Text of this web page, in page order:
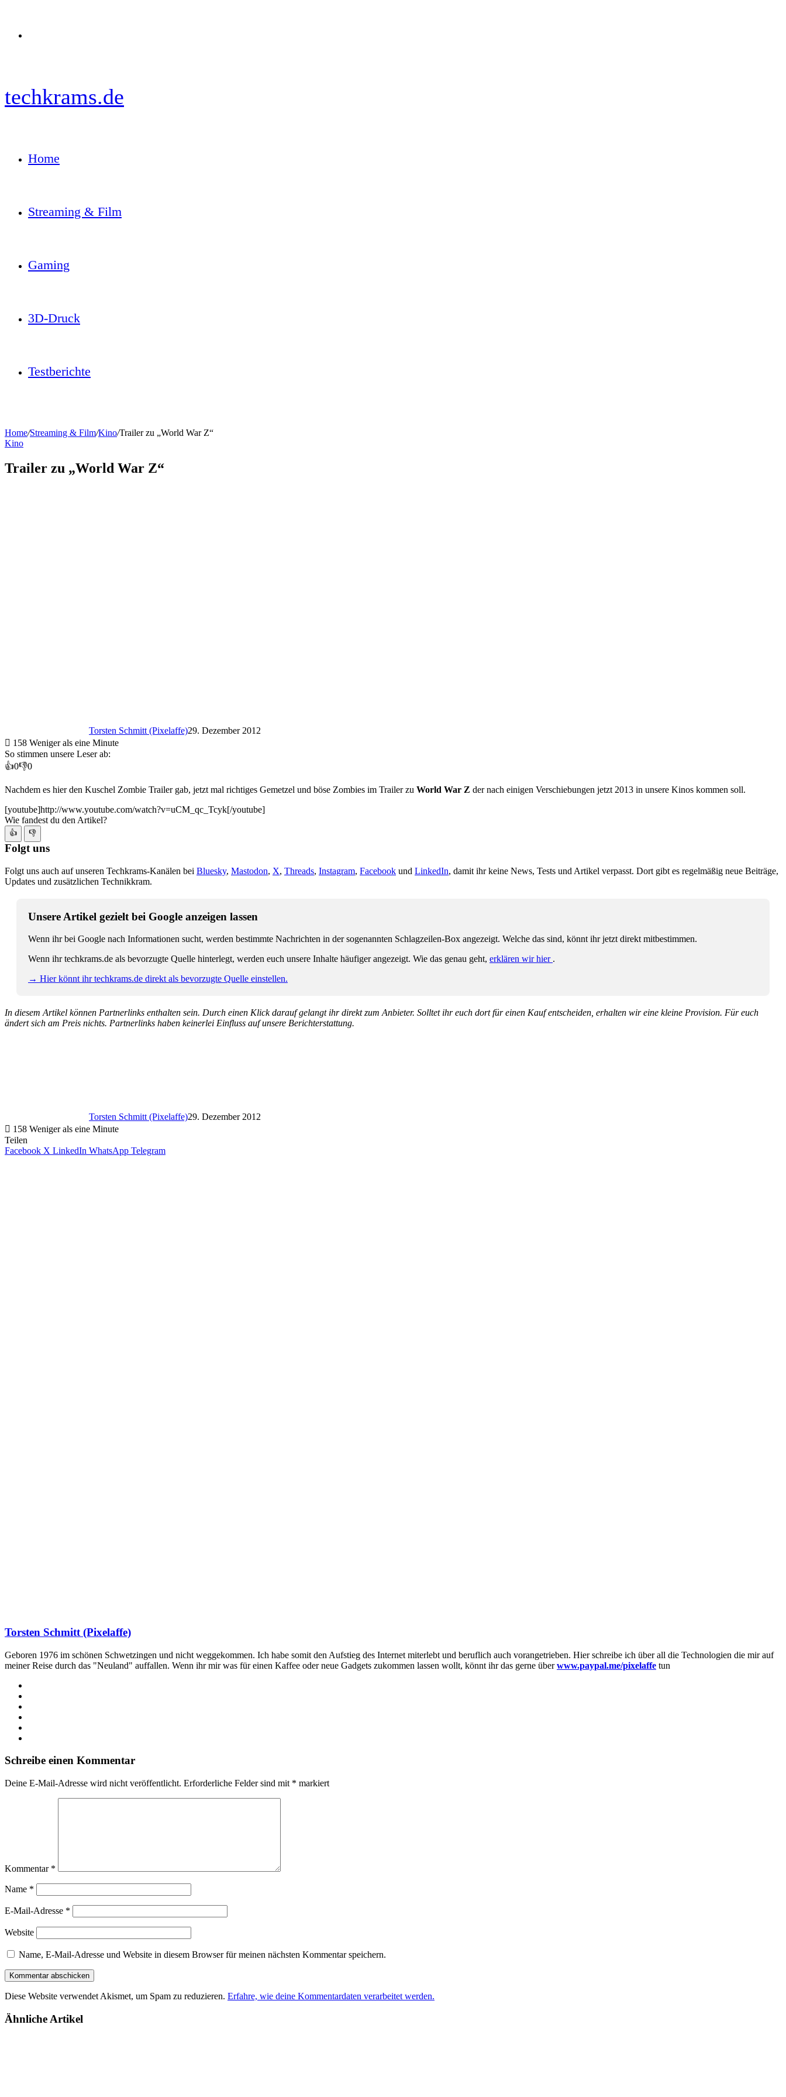
techkrams.de
Home
Streaming & Film
Gaming
3D-Druck
Testberichte
Home/Streaming & Film/Kino/Trailer zu „World War Z“
Kino
Trailer zu „World War Z“
Torsten Schmitt (Pixelaffe)29. Dezember 2012
158 Weniger als eine Minute
So stimmen unsere Leser ab:
👍0👎0
Nachdem es hier den Kuschel Zombie Trailer gab, jetzt mal richtiges Gemetzel und böse Zombies im Trailer zu World War Z der nach einigen Verschiebungen jetzt 2013 in unsere Kinos kommen soll.
[youtube]http://www.youtube.com/watch?v=uCM_qc_Tcyk[/youtube]
Wie fandest du den Artikel?
👍 👎
Folgt uns
Folgt uns auch auf unseren Techkrams-Kanälen bei Bluesky, Mastodon, X, Threads, Instagram, Facebook und LinkedIn, damit ihr keine News, Tests und Artikel verpasst. Dort gibt es regelmäßig neue Beiträge,
Updates und zusätzlichen Technikkram.
Unsere Artikel gezielt bei Google anzeigen lassen
Wenn ihr bei Google nach Informationen sucht, werden bestimmte Nachrichten in der sogenannten Schlagzeilen-Box angezeigt. Welche das sind, könnt ihr jetzt direkt mitbestimmen.
Wenn ihr techkrams.de als bevorzugte Quelle hinterlegt, werden euch unsere Inhalte häufiger angezeigt. Wie das genau geht, erklären wir hier .
→ Hier könnt ihr techkrams.de direkt als bevorzugte Quelle einstellen.
In diesem Artikel können Partnerlinks enthalten sein. Durch einen Klick darauf gelangt ihr direkt zum Anbieter. Solltet ihr euch dort für einen Kauf entscheiden, erhalten wir eine kleine Provision. Für euch
ändert sich am Preis nichts. Partnerlinks haben keinerlei Einfluss auf unsere Berichterstattung.
Torsten Schmitt (Pixelaffe)29. Dezember 2012
158 Weniger als eine Minute
Teilen
Facebook X LinkedIn WhatsApp Telegram
Torsten Schmitt (Pixelaffe)
Geboren 1976 im schönen Schwetzingen und nicht weggekommen. Ich habe somit den Aufstieg des Internet miterlebt und beruflich auch vorangetrieben. Hier schreibe ich über all die Technologien die mir auf
meiner Reise durch das "Neuland" auffallen. Wenn ihr mir was für einen Kaffee oder neue Gadgets zukommen lassen wollt, könnt ihr das gerne überwww.paypal.me/pixelaffe tun
Schreibe einen Kommentar
Deine E-Mail-Adresse wird nicht veröffentlicht. Erforderliche Felder sind mit * markiert
Kommentar *
Name *
E-Mail-Adresse *
Website
Name, E-Mail-Adresse und Website in diesem Browser für meinen nächsten Kommentar speichern.
Diese Website verwendet Akismet, um Spam zu reduzieren. Erfahre, wie deine Kommentardaten verarbeitet werden.
Ähnliche Artikel